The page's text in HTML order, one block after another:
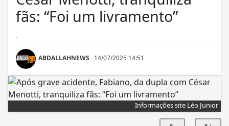
fãs: “Foi um livramento”
.
ABDALLAHNEWS 14/07/2025 14:51
Informações site Léo Junior